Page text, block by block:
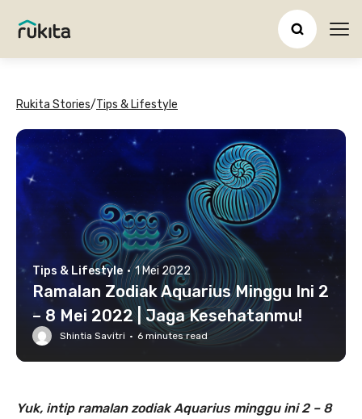
Rukita Stories/Tips & Lifestyle
Tips & Lifestyle · 1 Mei 2022
Ramalan Zodiak Aquarius Minggu Ini 2
– 8 Mei 2022 | Jaga Kesehatanmu!
Shintia Savitri · 6 minutes read
Yuk, intip ramalan zodiak Aquarius minggu ini 2 – 8